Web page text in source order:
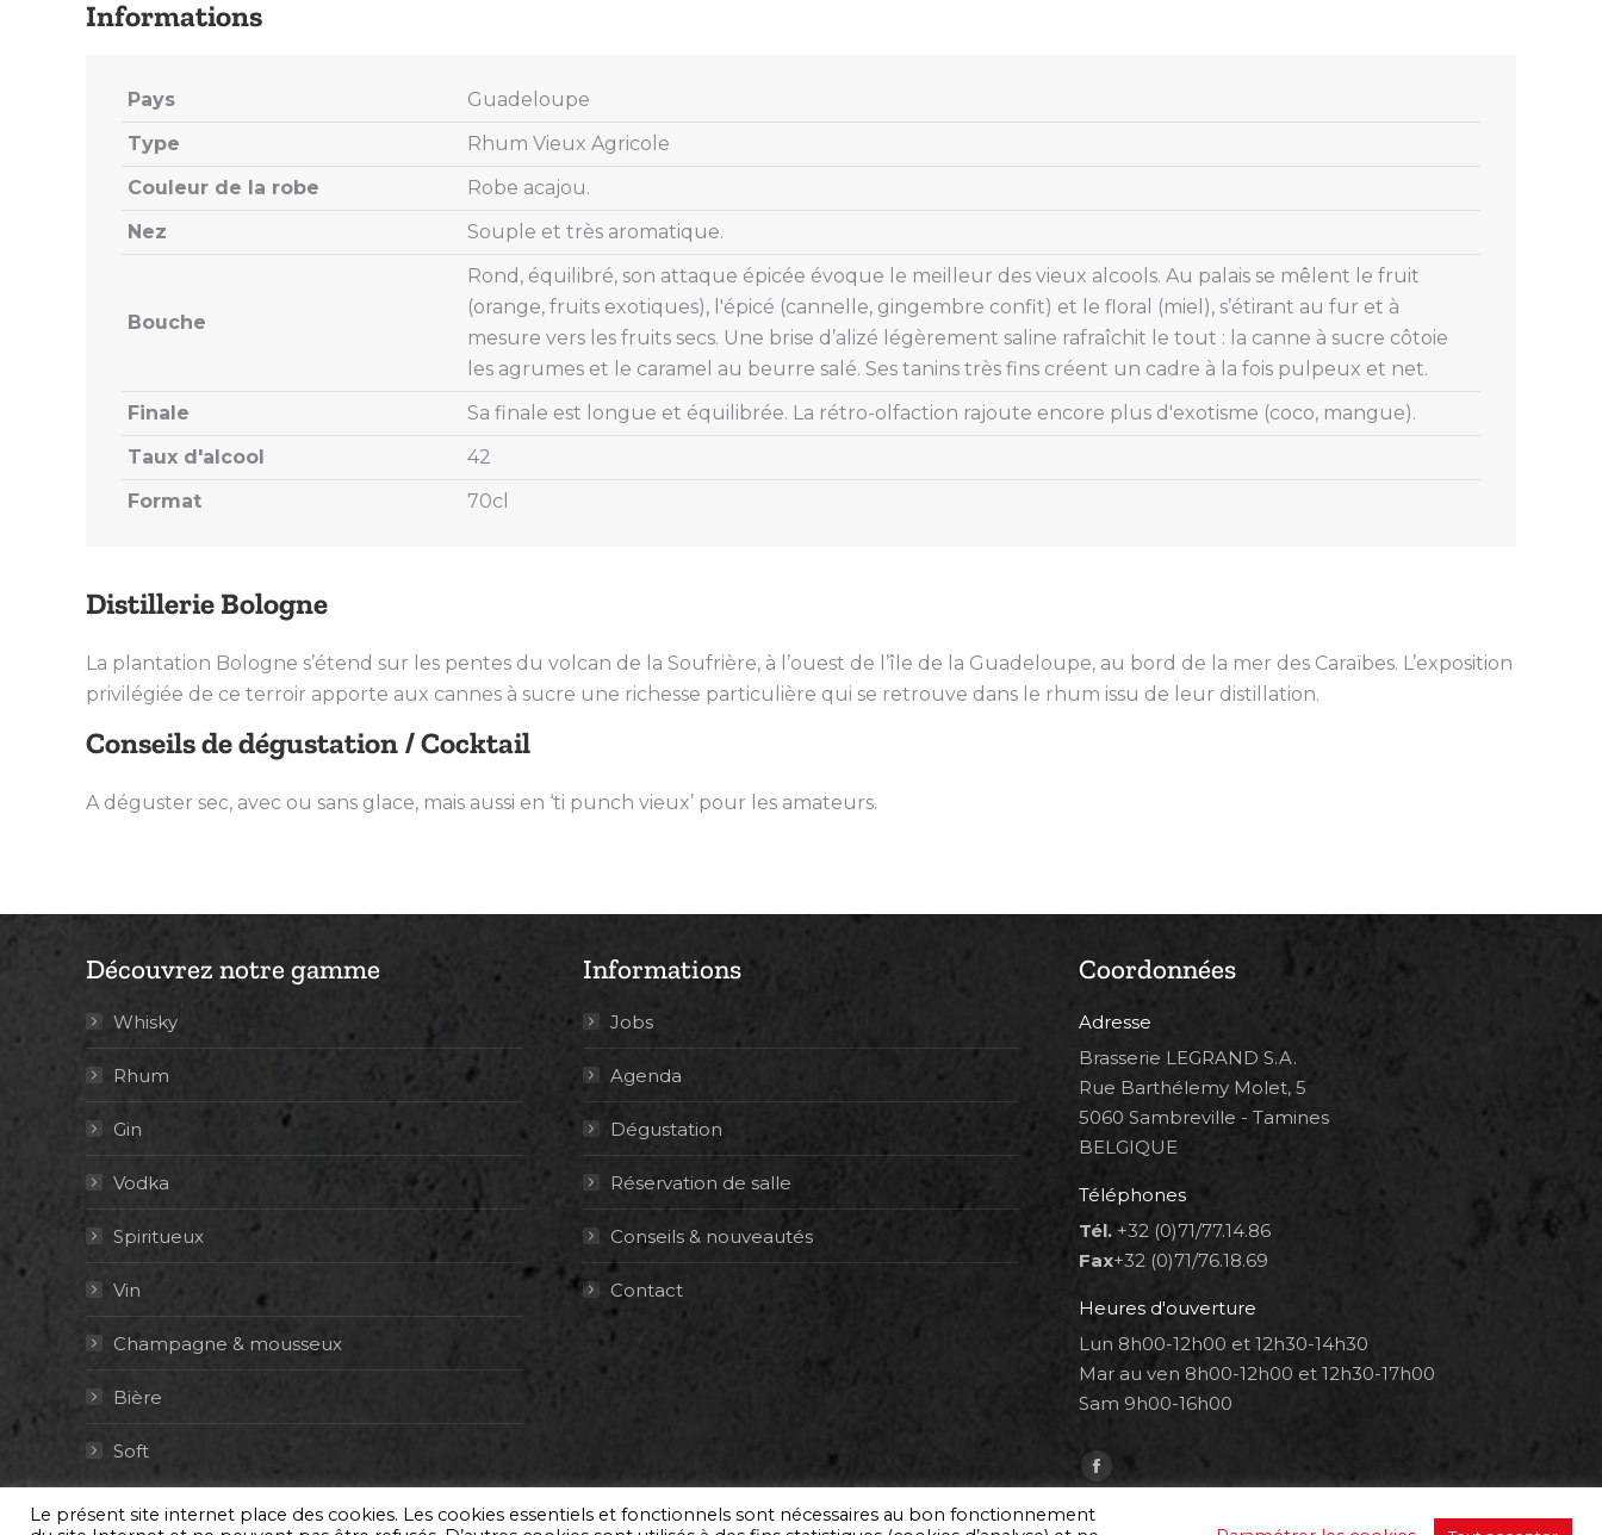
Distillerie Bologne
La plantation Bologne s’étend sur les pentes du volcan de la Soufrière, à l’ouest de l’île de la Guadeloupe, au bord de la mer des Caraïbes. L’exposition
privilégiée de ce terroir apporte aux cannes à sucre une richesse particulière qui se retrouve dans le rhum issu de leur distillation.
Conseils de dégustation / Cocktail
A déguster sec, avec ou sans glace, mais aussi en ‘ti punch vieux’ pour les amateurs.
Pays
Guadeloupe
Type
Rhum Vieux Agricole
Couleur de la robe
Robe acajou.
Nez
Souple et très aromatique.
Bouche
Rond, équilibré, son attaque épicée évoque le meilleur des vieux alcools. Au palais se mêlent le fruit
(orange, fruits exotiques), l'épicé (cannelle, gingembre confit) et le floral (miel), s’étirant au fur et à
mesure vers les fruits secs. Une brise d’alizé légèrement saline rafraîchit le tout : la canne à sucre côtoie
les agrumes et le caramel au beurre salé. Ses tanins très fins créent un cadre à la fois pulpeux et net.
Finale
Sa finale est longue et équilibrée. La rétro-olfaction rajoute encore plus d'exotisme (coco, mangue).
Taux d'alcool
42
Format
70cl
Découvrez notre gamme
Whisky
Rhum
Gin
Vodka
Spiritueux
Vin
Champagne & mousseux
Bière
Soft
Informations
Jobs
Agenda
Dégustation
Réservation de salle
Conseils & nouveautés
Contact
Coordonnées
Adresse
Brasserie LEGRAND S.A.
Rue Barthélemy Molet, 5
5060 Sambreville - Tamines
BELGIQUE
Téléphones
Tél. +32 (0)71/77.14.86
Fax+32 (0)71/76.18.69
Heures d'ouverture
Lun 8h00-12h00 et 12h30-14h30
Mar au ven 8h00-12h00 et 12h30-17h00
Sam 9h00-16h00
Trouvez nous sur :
Facebook
page
Le présent site internet place des cookies. Les cookies essentiels et fonctionnels sont nécessaires au bon fonctionnement